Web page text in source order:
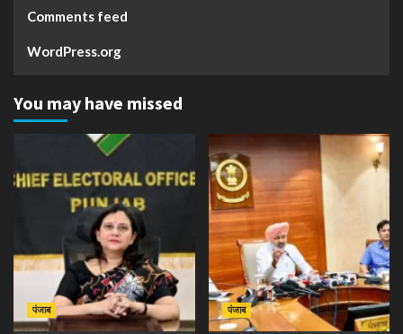
Comments feed
WordPress.org
You may have missed
पंजाब पंजाब